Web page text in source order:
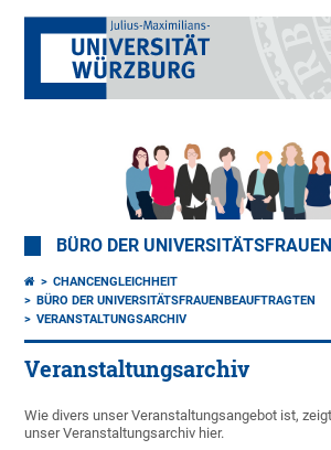
BÜRO DER
CHANCENGLEICHHEIT
BÜRO DER UNIVERSITÄTSFRAUENBEAUFTRAGTEN
VERANSTALTUNGSARCHIV
Veranstaltungsarchiv
Wie divers unser Veranstaltungsangebot ist,
unser Veranstaltungsarchiv hier.